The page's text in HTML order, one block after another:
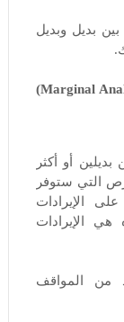
بديل وبديل
تطبيقات التحليل الحدي (Marginal Analysis Applications)
أو أكثر
التي ستوفر
الإيرادات
هي الإيرادات
من المواقف